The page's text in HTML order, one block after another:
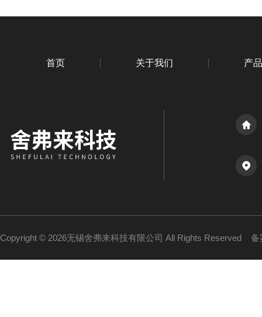
首页 关于我们 产
Copyright © 2026无锡舍弗来科技有限公司 All Rights Reserved 备